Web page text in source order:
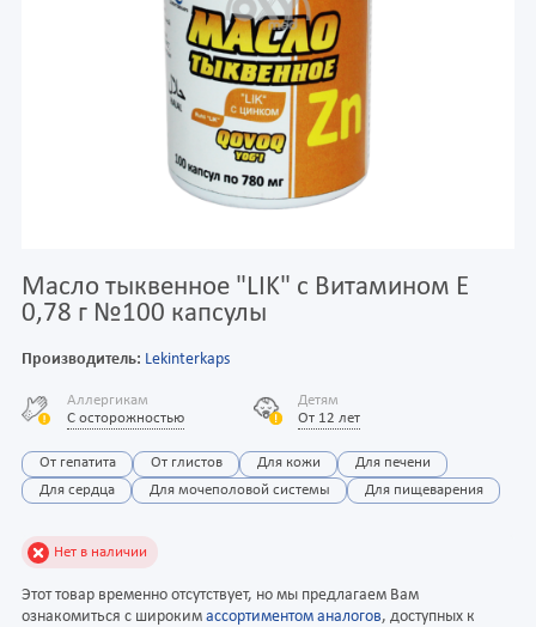
Масло тыквенное "LIK" c Витамином Е
0,78 г №100 капсулы
Производитель: Lekinterkaps
Аллергикам
С осторожностью
Детям
От 12 лет
От гепатита От глистов Для кожи
Для печени
Для сердца
Для мочеполовой системы Для пищеварения
Нет в наличии
Этот товар временно отсутствует, но мы предлагаем Вам
ознакомиться с широким ассортиментом аналогов, доступных к